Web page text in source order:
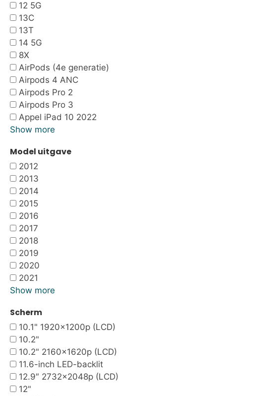
12 5G
13C
13T
14 5G
8X
AirPods (4e generatie)
Airpods 4 ANC
Airpods Pro 2
Airpods Pro 3
Appel iPad 10 2022
Show more
Model uitgave
2012
2013
2014
2015
2016
2017
2018
2019
2020
2021
Show more
Scherm
10.1" 1920x1200p (LCD)
10.2"
10.2" 2160x1620p (LCD)
11.6-inch LED-backlit
12.9″ 2732×2048p (LCD)
12"